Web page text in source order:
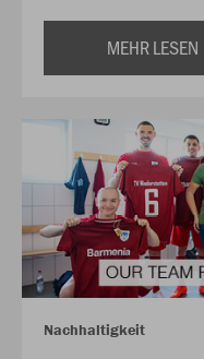
MEHR LESEN
Nachhaltigkeit